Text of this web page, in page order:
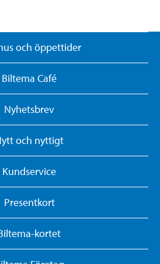
och öppettider
Biltema Café
Nyhetsbrev
och nyttigt
Kundservice
Presentkort
kortet